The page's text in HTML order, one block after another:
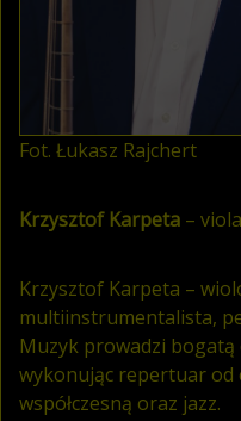
Fot. Łukasz Rajchert
Krzysztof Karpeta –
Krzysztof Karpeta –
multiinstrumentalista,
Muzyk prowadzi bogatą
wykonując repertuar od
współczesną oraz jazz.